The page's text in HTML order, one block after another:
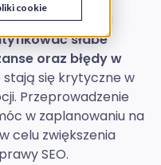
cookie
to kompleksowa
słabe
oraz błędy w
stają się krytyczne w
Przeprowadzenie
w zaplanowaniu na
celu zwiększenia
SEO.